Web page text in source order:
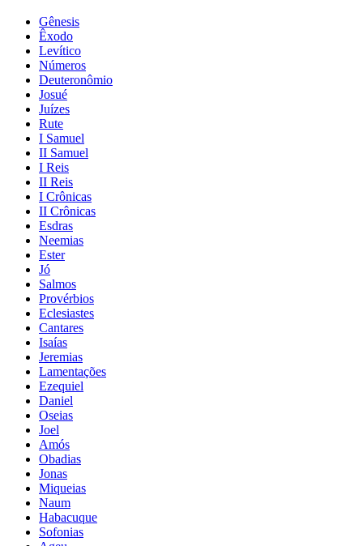
Gênesis
Êxodo
Levítico
Números
Deuteronômio
Josué
Juízes
Rute
I Samuel
II Samuel
I Reis
II Reis
I Crônicas
II Crônicas
Esdras
Neemias
Ester
Jó
Salmos
Provérbios
Eclesiastes
Cantares
Isaías
Jeremias
Lamentações
Ezequiel
Daniel
Oseias
Joel
Amós
Obadias
Jonas
Miqueias
Naum
Habacuque
Sofonias